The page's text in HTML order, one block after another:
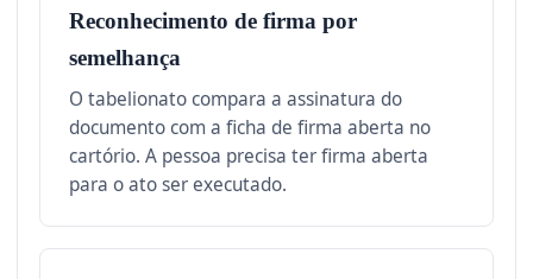
Reconhecimento de firma por
semelhança
O tabelionato compara a assinatura do
documento com a ficha de firma aberta no
cartório. A pessoa precisa ter firma aberta
para o ato ser executado.